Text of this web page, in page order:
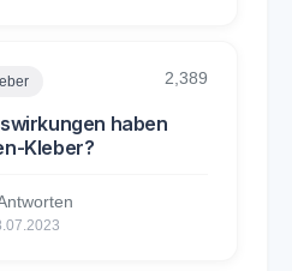
2,389
haben
Kleber?